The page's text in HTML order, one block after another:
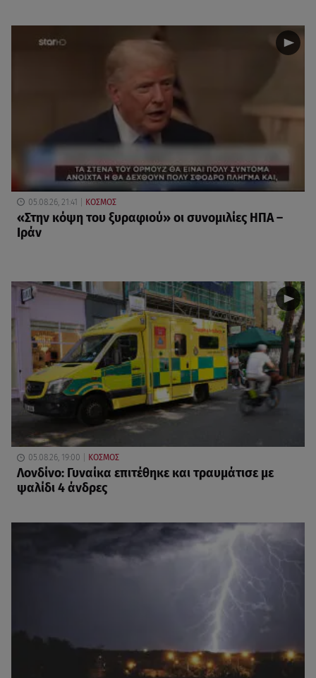
05.08.26, 21:41 ΚΟΣΜΟΣ
«Στην κόψη του ξυραφιού» οι συνομιλίες ΗΠΑ –
Ιράν
05.08.26, 19:00 ΚΟΣΜΟΣ
Λονδίνο: Γυναίκα επιτέθηκε και τραυμάτισε με
ψαλίδι 4 άνδρες